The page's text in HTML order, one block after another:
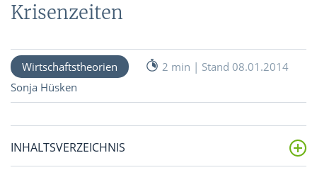
Krisenzeiten
Wirtschaftstheorien
2 min | Stand 08.01.2014
Sonja Hüsken
INHALTSVERZEICHNIS